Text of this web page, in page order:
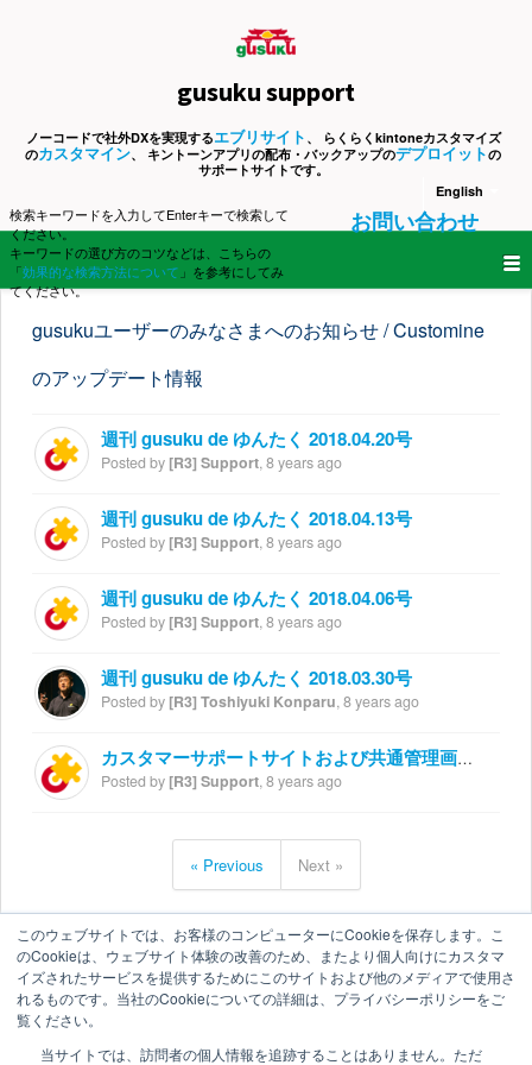
このウェブサイトでは、お客様のコンピューターにCookieを保存します。こ
のCookieは、ウェブサイト体験の改善のため、またより個人向けにカスタマ
イズされたサービスを提供するためにこのサイトおよび他のメディアで使用さ
れるものです。当社のCookieについての詳細は、プライバシーポリシーをご
覧ください。
当サイトでは、訪問者の個人情報を追跡することはありません。ただ
gusuku support
ノーコードで社外DXを実現するエブリサイト 、 らくらくkintoneカスタマイズ
のカスタマイン、 キントーンアプリの配布・バックアップのデプロイットの
サポートサイトです。
English
検索キーワードを入力してEnterキーで検索して
ください。
キーワードの選び方のコツなどは、こちらの
「効果的な検索方法について 」を参考にしてみ
てください。
お問い合わせ
gusukuユーザーのみなさまへのお知らせ / Customine
のアップデート情報
週刊 gusuku de ゆんたく 2018.04.20号
Posted by [R3] Support,8 years ago
週刊 gusuku de ゆんたく 2018.04.13号
Posted by [R3] Support,8 years ago
週刊 gusuku de ゆんたく 2018.04.06号
Posted by [R3] Support,8 years ago
週刊 gusuku de ゆんたく 2018.03.30号
Posted by [R3] Toshiyuki Konparu,8 years ago
カスタマーサポートサイトおよび共通管理画面追加のお知らせ
Posted by [R3] Support,8 years ago
« Previous Next »